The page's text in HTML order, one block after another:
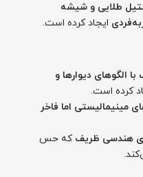
طلایی و شیشه
ایجاد کرده است.
الگوهای دیوارها و
کرده است.
مینیمالیستی اما فاخر
هندسی ظریف که حس